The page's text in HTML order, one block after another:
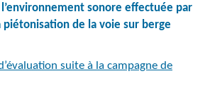
sonore effectuée par
de la voie sur berge
suite à la campagne de